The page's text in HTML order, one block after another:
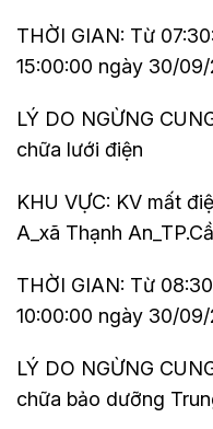
THỜI GIAN: Từ
15:00:00 ngày 30/
LÝ DO NGỪNG
chữa lưới điện
KHU VỰC: KV mất
A_xã Thạnh
THỜI GIAN: Từ
10:00:00 ngày 30/
LÝ DO NGỪNG
chữa bảo dưỡng